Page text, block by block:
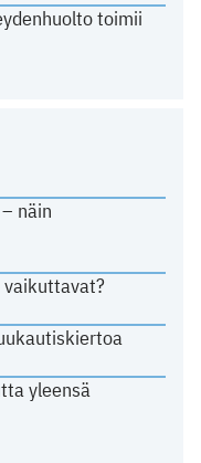
toimii
näin
yleensä